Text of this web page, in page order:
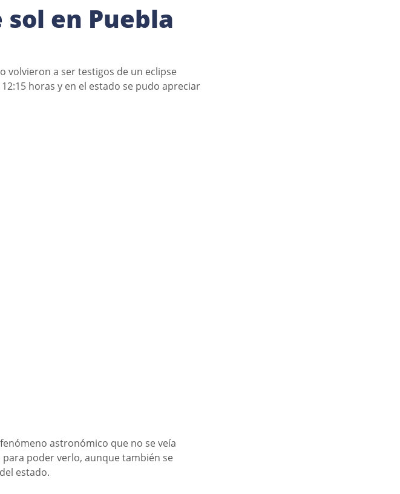
en Puebla
volvieron a ser testigos de un eclipse
horas y en el estado se pudo apreciar
astronómico que no se veía
poder verlo, aunque también se
estado.